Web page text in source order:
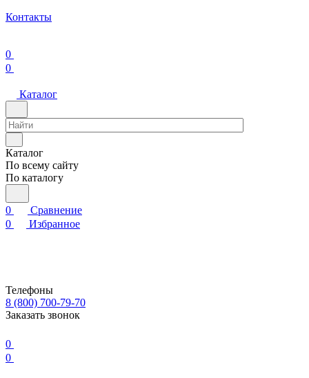
Контакты
0
0
Каталог
Каталог
По всему сайту
По каталогу
0
Сравнение
0
Избранное
Телефоны
8 (800) 700-79-70
Заказать звонок
0
0